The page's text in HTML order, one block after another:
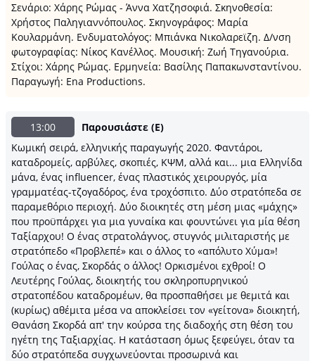
Σενάριο: Χάρης Ρώμας - Άννα Χατζησοφιά. Σκηνοθεσία:
Χρήστος Παληγιαννόπουλος. Σκηνογράφος: Μαρία
Κουλαρμάνη. Ενδυματολόγος: Μπιάνκα Νικολαρεϊζη. Δ/νση
φωτογραφίας: Νίκος Κανέλλος. Μουσική: Ζωή Τηγανούρια.
Στίχοι: Χάρης Ρώμας. Ερμηνεία: Βασίλης Παπακωνσταντίνου.
Παραγωγή: Ena Productions.
13:00
Παρουσιάστε (E)
Κωμική σειρά, ελληνικής παραγωγής 2020. Φαντάροι,
καταδρομείς, αρβύλες, σκοπιές, ΚΨΜ, αλλά και... μια Ελληνίδα
μάνα, ένας influencer, ένας πλαστικός χειρουργός, μία
γραμματέας-τζογαδόρος, ένα τροχόσπιτο. Δύο στρατόπεδα σε
παραμεθόριο περιοχή. Δύο διοικητές στη μέση μιας «μάχης»
που προϋπάρχει για μια γυναίκα και φουντώνει για μία θέση
Ταξίαρχου! Ο ένας στρατολάγνος, στυγνός μιλιταριστής με
στρατόπεδο «Προβλεπέ» και ο άλλος το «απόλυτο Χύμα»!
Γούλας ο ένας, Σκορδάς ο άλλος! Ορκισμένοι εχθροί! Ο
Λευτέρης Γούλας, διοικητής του σκληροπυρηνικού
στρατοπέδου καταδρομέων, θα προσπαθήσει με θεμιτά και
(κυρίως) αθέμιτα μέσα να αποκλείσει τον «γείτονα» διοικητή,
Θανάση Σκορδά απ' την κούρσα της διαδοχής στη θέση του
ηγέτη της Ταξιαρχίας. Η κατάσταση όμως ξεφεύγει, όταν τα
δύο στρατόπεδα συγχωνεύονται προσωρινά και